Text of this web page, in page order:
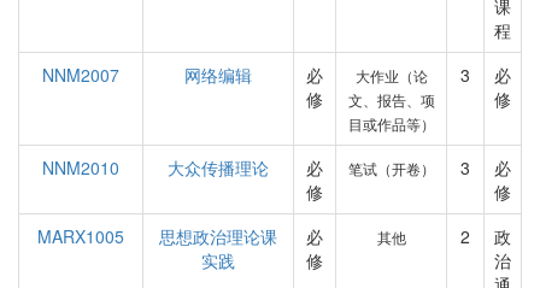
课
程
NNM2007
网络编辑
必
修
大作业（论
文、报告、项
目或作品等）
3
必
修
NNM2010 大众传播理论
必
修
笔试（开卷） 3
必
修
MARX1005
思想政治理论课
实践
必
修
其他 2
政
治